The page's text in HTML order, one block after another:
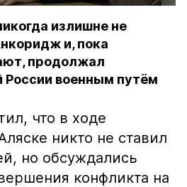
излишне не
и, пока
продолжал
России военным путём
что в ходе
никто не ставил
но обсуждались
конфликта на